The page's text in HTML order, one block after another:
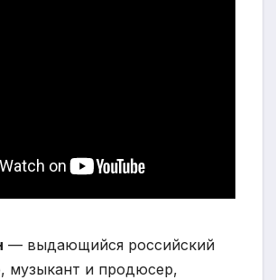
— выдающийся российский
музыкант и продюсер,